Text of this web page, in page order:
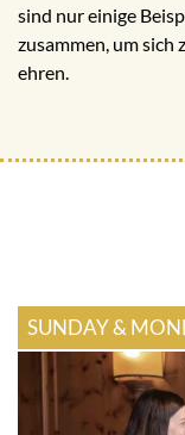
sind nur einige
zusammen, um sich
ehren.
SUNDAY &